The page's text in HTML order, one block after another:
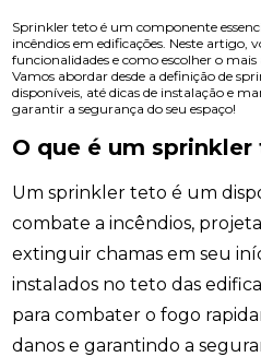
Sprinkler teto é um componente
incêndios em edificações. Neste artigo,
funcionalidades e como escolher o mais
Vamos abordar desde a definição de
disponíveis, até dicas de instalação e
garantir a segurança do seu espaço!
O que é um
Um sprinkler teto é um
combate a incêndios,
extinguir chamas em seu
instalados no teto das
para combater o fogo
danos e garantindo a